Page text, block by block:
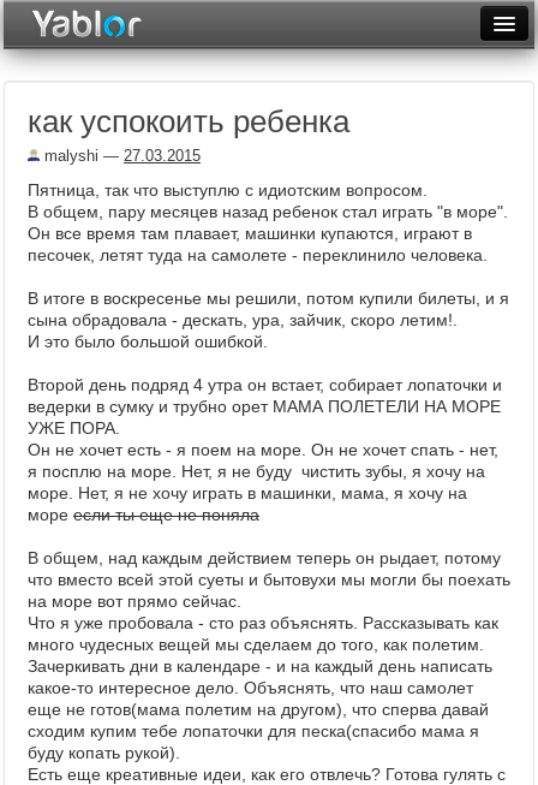
Неделя
Рейтинги
Архив
Фототоп
как успокоить ребенка
malyshi — 27.03.2015
Пятница, так что выступлю с идиотским вопросом.
В общем, пару месяцев назад ребенок стал играть "в море".
Он все время там плавает, машинки купаются, играют в
песочек, летят туда на самолете - переклинило человека.
В итоге в воскресенье мы решили, потом купили билеты, и я
сына обрадовала - дескать, ура, зайчик, скоро летим!.
И это было большой ошибкой.
Второй день подряд 4 утра он встает, собирает лопаточки и
ведерки в сумку и трубно орет МАМА ПОЛЕТЕЛИ НА МОРЕ
УЖЕ ПОРА.
Он не хочет есть - я поем на море. Он не хочет спать - нет,
я посплю на море. Нет, я не буду чистить зубы, я хочу на
море. Нет, я не хочу играть в машинки, мама, я хочу на
море если ты еще не поняла
В общем, над каждым действием теперь он рыдает, потому
что вместо всей этой суеты и бытовухи мы могли бы поехать
на море вот прямо сейчас.
Что я уже пробовала - сто раз объяснять. Рассказывать как
много чудесных вещей мы сделаем до того, как полетим.
Зачеркивать дни в календаре - и на каждый день написать
какое-то интересное дело. Объяснять, что наш самолет
еще не готов(мама полетим на другом), что сперва давай
сходим купим тебе лопаточки для песка(спасибо мама я
буду копать рукой).
Есть еще креативные идеи, как его отвлечь? Готова гулять с